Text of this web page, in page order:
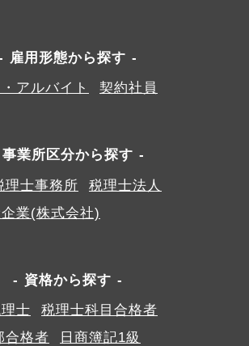
雇用形態から探す
アルバイト 契約社員
事業所区分から探す
理士事務所
税理士法人
業(株式会社)
資格から探す
士
税理士科目合格者
合格者
日商簿記1級